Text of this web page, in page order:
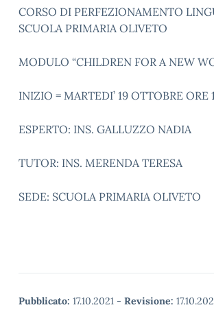
CORSO DI PERFEZIONAMENTO
SCUOLA PRIMARIA OLIVETO
MODULO “CHILDREN FOR A NEW
INIZIO = MARTEDI’ 19 OTTOBRE ORE
ESPERTO: INS. GALLUZZO NADIA
TUTOR: INS. MERENDA TERESA
SEDE: SCUOLA PRIMARIA OLIVETO
Pubblicato: 17.10.2021 - Revisione: